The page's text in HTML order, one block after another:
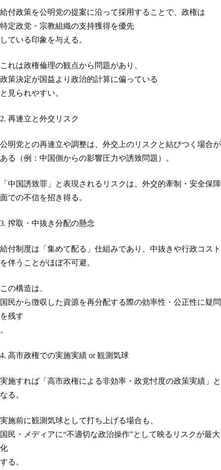
給付政策を公明党の提案に沿って採用することで、政権は
特定政党・宗教組織の支持獲得を優先
している印象を与える。
これは政権倫理の観点から問題があり、
政策決定が国益より政治的計算に偏っている
と見られやすい。
2. 再連立と外交リスク
公明党との再連立や調整は、外交上のリスクと結びつく場合が
ある（例：中国側からの影響圧力や誘致問題）。
「中国誘致罪」と表現されるリスクは、外交的牽制・安全保障
面での不信を招き得る。
3. 搾取・中抜き分配の懸念
給付制度は「集めて配る」仕組みであり、中抜きや行政コスト
を伴うことがほぼ不可避。
この構造は、
国民から徴収した資源を再分配する際の効率性・公正性に疑問
を残す
。
4. 高市政権での実施実績 or 観測気球
実施すれば「高市政権による非効率・政党忖度の政策実績」と
なる。
実施前に観測気球として打ち上げる場合も、
国民・メディアに“不適切な政治操作”として映るリスクが最大
化
する。